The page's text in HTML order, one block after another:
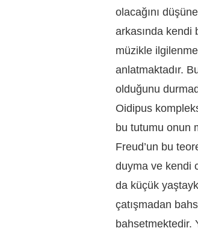
olacağını
arkasında kendi
müzikle
anlatmaktadır.
olduğunu
Oidipus
bu tutumu onun
Freud’un bu
duyma ve kendi
da küçük
çatışmadan
bahsetmektedir.